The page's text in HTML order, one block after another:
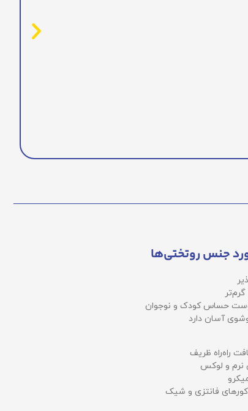
جنس روتختی‌ها
پوست حساس کودک و نوجوان
آسان دارد
راه‌راه ظریف
نرم و لوکس
فانتزی و شیک